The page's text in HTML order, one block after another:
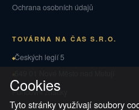
Ochrana osobních údajů
TOVÁRNA NA ČAS S.R.O.
Českých legií 5
Puncovní značky
Vrácení zboží a reklamace
Cookies
Tyto stránky využívají soubory